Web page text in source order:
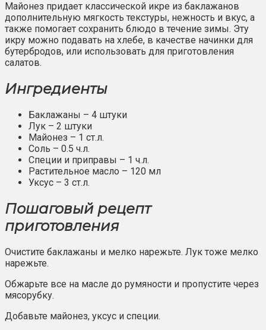
Майонез придает классической икре из баклажанов
дополнительную мягкость текстуры, нежность и вкус, а
также помогает сохранить блюдо в течение зимы. Эту
икру можно подавать на хлебе, в качестве начинки для
бутербродов, или использовать для приготовления
салатов.
Ингредиенты
Баклажаны – 4 штуки
Лук – 2 штуки
Майонез – 1 ст.л.
Соль – 0.5 ч.л.
Специи и приправы – 1 ч.л.
Растительное масло – 120 мл
Уксус – 3 ст.л.
Пошаговый рецепт
приготовления
Очистите баклажаны и мелко нарежьте. Лук тоже мелко
нарежьте.
Обжарьте все на масле до румяности и пропустите через
мясорубку.
Добавьте майонез, уксус и специи.